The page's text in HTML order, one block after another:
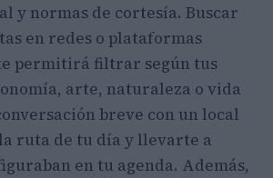
y normas de cortesía. Buscar
en redes o plataformas
permitirá filtrar según tus
arte, naturaleza o vida
breve con un local
ruta de tu día y llevarte a
en tu agenda. Además,